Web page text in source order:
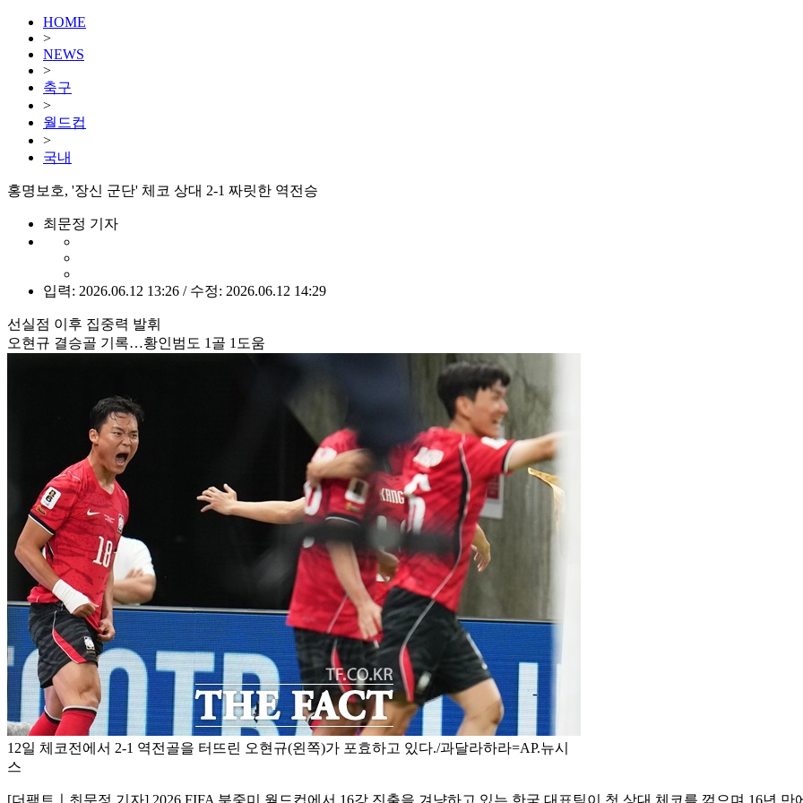
HOME
>
NEWS
>
축구
>
월드컵
>
국내
홍명보호, '장신 군단' 체코 상대 2-1 짜릿한 역전승
최문정 기자
입력: 2026.06.12 13:26 / 수정: 2026.06.12 14:29
선실점 이후 집중력 발휘
오현규 결승골 기록…황인범도 1골 1도움
12일 체코전에서 2-1 역전골을 터뜨린 오현규(왼쪽)가 포효하고 있다./과달라하라=AP.뉴시
스
[더팩트ㅣ최문정 기자] 2026 FIFA 북중미 월드컵에서 16강 진출을 겨냥하고 있는 한국 대표팀이 첫 상대 체코를 꺾으며 16년